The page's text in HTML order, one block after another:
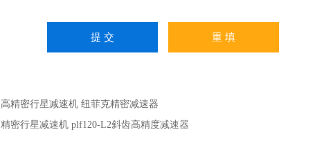
高精密行星减速机 纽菲克精密减速器
精密行星减速机 plf120-L2斜齿高精度减速器